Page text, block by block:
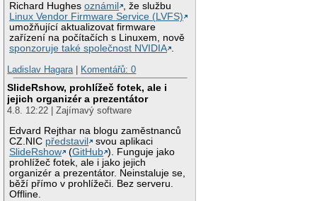
Richard Hughesoznámil
, že službu
Linux Vendor Firmware Service (LVFS)
umožňující aktualizovat firmware
zařízení na počítačích s Linuxem, nově
sponzoruje také společnost NVIDIA .
Ladislav Hagara | Komentářů: 0
SlideRshow, prohlížeč fotek, ale i
jejich organizér a prezentátor
4.8. 12:22 | Zajímavý software
Edvard Rejthar na blogu zaměstnanců
CZ.NIC představil
svou aplikaci
SlideRshow
(GitHub ). Funguje jako
prohlížeč fotek, ale i jako jejich
organizér a prezentátor. Neinstaluje se,
běží přímo v prohlížeči. Bez serveru.
Offline.